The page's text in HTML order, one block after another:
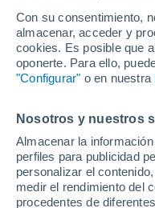
Con su consentimiento,
almacenar, acceder y
cookies. Es posible que
oponerte. Para ello,
"Configurar" o en nuestra
Nosotros y nuestros
Almacenar la
perfiles para publicidad
personalizar el
medir el rendimiento del
procedentes de
Lat(+10..-30)
ECMWF
Lat(-25..-50)
Lat(+10..-30)
GFS América
Lat(-25..-50)